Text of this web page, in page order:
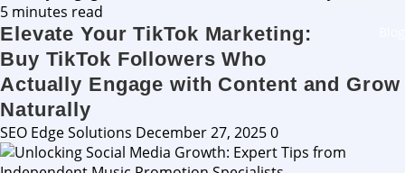
5 minutes read
Elevate Your TikTok Marketing:
Buy TikTok Followers Who
Actually Engage with Content and Grow
Naturally
SEO Edge Solutions December 27, 20250